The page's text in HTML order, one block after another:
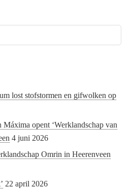
lost stofstormen en gifwolken op
opent ‘Werklandschap van
4 juni 2026
Omrin in Heerenveen
22 april 2026